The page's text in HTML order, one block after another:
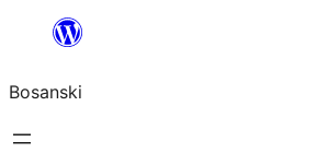
sadržaj
Bosanski